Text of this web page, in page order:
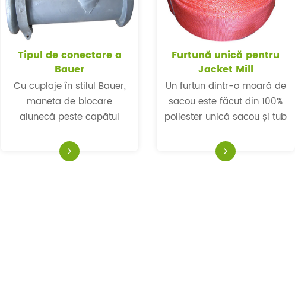
Tipul de conectare a
Bauer
Cu cuplaje în stilul Bauer,
maneta de blocare
alunecă peste capătul
pe buza soclului.Acest set
este cunoscut sub numele
Furtună unică pentru
Jacket Mill
Un furtun dintr-o moară de
sacou este făcut din 100%
poliester unică sacou și tub
este foarte flexibil şi rezistă
presiunii ridicate.Are o